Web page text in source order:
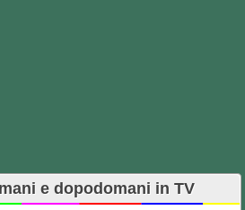
e dopodomani in TV